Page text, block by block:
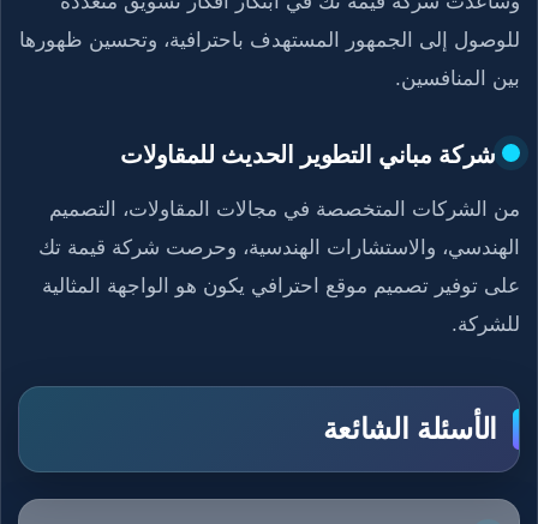
للوصول إلى الجمهور المستهدف باحترافية، وتحسين ظهورها
بين المنافسين.
شركة مباني التطوير الحديث للمقاولات
من الشركات المتخصصة في مجالات المقاولات، التصميم
الهندسي، والاستشارات الهندسية، وحرصت شركة قيمة تك
على توفير تصميم موقع احترافي يكون هو الواجهة المثالية
للشركة.
الأسئلة الشائعة